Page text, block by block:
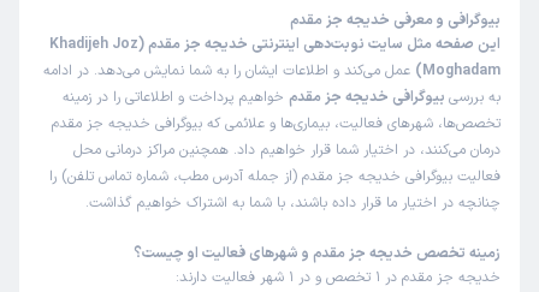
بیوگرافی و معرفی خدیجه جز مقدم
این صفحه مثل سایت نوبت‌دهی اینترنتی خدیجه جز مقدم (Khadijeh Joz
Moghadam)
عمل می‌کند و اطلاعات ایشان را به شما نمایش می‌دهد. در ادامه
به بررسی بیوگرافی خدیجه جز مقدم خواهیم پرداخت و اطلاعاتی را در زمینه
تخصص‌ها، شهرهای فعالیت، بیماری‌ها و علائمی که بیوگرافی خدیجه جز مقدم
درمان می‌کنند، در اختیار شما قرار خواهیم داد. همچنین مراکز درمانی محل
فعالیت بیوگرافی خدیجه جز مقدم (از جمله آدرس مطب، شماره تماس تلفن) را
چنانچه در اختیار ما قرار داده باشند، با شما به اشتراک خواهیم گذاشت.
زمینه تخصص خدیجه جز مقدم و شهرهای فعالیت او چیست؟
خدیجه جز مقدم در 1 تخصص و در 1 شهر فعالیت دارند: